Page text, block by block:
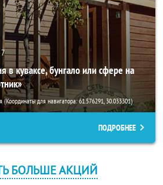
7
в куваксе, бунгало или сфере на
(Координаты для навигатора: 61.576291, 30.033301)
ПОДРОБНЕЕ
БОЛЬШЕ АКЦИЙ